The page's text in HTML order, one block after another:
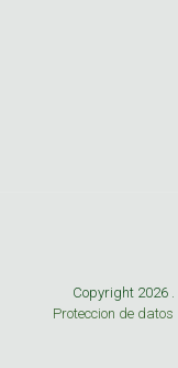
Copyright 2026 .
Proteccion de datos